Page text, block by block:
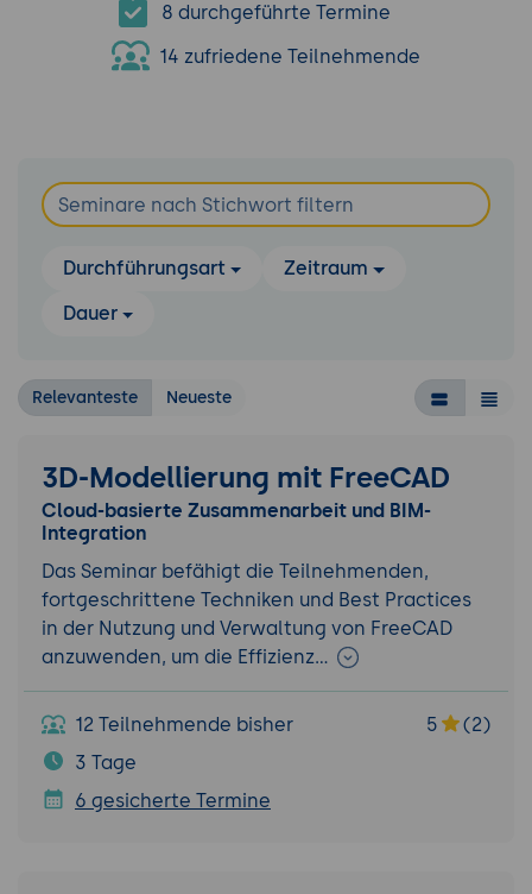
8 durchgeführte Termine
14 zufriedene Teilnehmende
Durchführungsart
Zeitraum
Dauer
Relevanteste Neueste
3D-Modellierung mit FreeCAD
Cloud-basierte Zusammenarbeit und BIM-
Integration
Das Seminar befähigt die Teilnehmenden,
fortgeschrittene Techniken und Best Practices
in der Nutzung und Verwaltung von FreeCAD
anzuwenden, um die Effizienz…
12 Teilnehmende bisher 5
(2)
3 Tage
6 gesicherte Termine